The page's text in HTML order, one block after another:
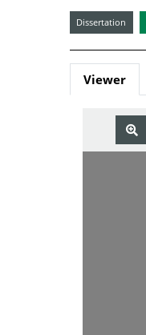
Dissertation
Viewer